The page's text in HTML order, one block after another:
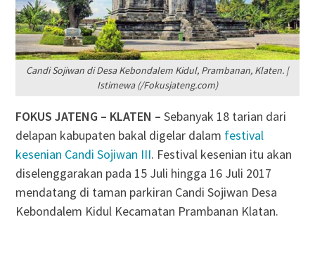
Candi Sojiwan di Desa Kebondalem Kidul, Prambanan, Klaten. |
Istimewa (/Fokusjateng.com)
FOKUS JATENG – KLATEN – Sebanyak 18 tarian dari
delapan kabupaten bakal digelar dalam festival
kesenian Candi Sojiwan III. Festival kesenian itu akan
diselenggarakan pada 15 Juli hingga 16 Juli 2017
mendatang di taman parkiran Candi Sojiwan Desa
Kebondalem Kidul Kecamatan Prambanan Klatan.